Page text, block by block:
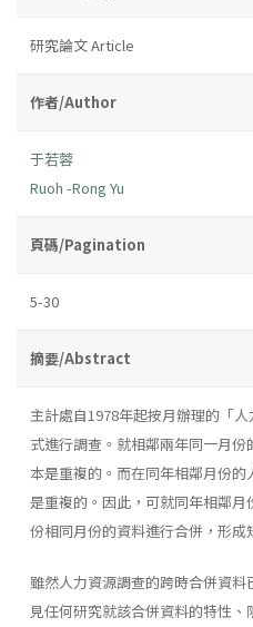
研究論文 Article
作者/Author
于若蓉
Ruoh -Rong Yu
頁碼/Pagination
5-30
摘要/Abstract
主計處自1978年起按月辦理的「
式進行調查。就相鄰兩年同一月
本是重複的。而在同年相鄰月份
是重複的。因此，可就同年相鄰
份相同月份的資料進行合併，形成
雖然人力資源調查的跨時合併資
見任何研究就該合併資料的特性